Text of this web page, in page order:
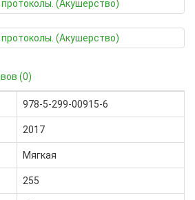
(0)
978-5-299-00915-6
2017
Мягкая
255